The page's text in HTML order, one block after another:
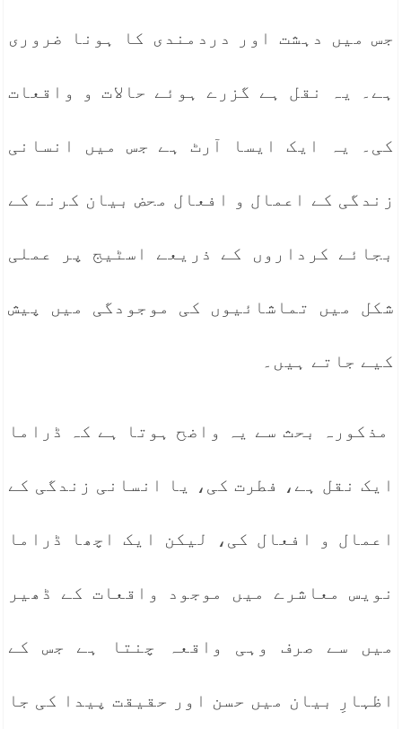
جس میں دہشت اور دردمندی کا ہونا ضروری
ہے۔ یہ نقل ہے گزرے ہوئے حالات و واقعات
کی۔ یہ ایک ایسا آرٹ ہے جس میں انسانی
زندگی کے اعمال و افعال محض بیان کرنے کے
بجائے کرداروں کے ذریعے اسٹیج پر عملی
شکل میں تماشائیوں کی موجودگی میں پیش
کیے جاتے ہیں۔
مذکورہ بحث سے یہ واضح ہوتا ہے کہ ڈراما
ایک نقل ہے، فطرت کی، یا انسانی زندگی کے
اعمال و افعال کی، لیکن ایک اچھا ڈراما
نویس معاشرے میں موجود واقعات کے ڈھیر
میں سے صرف وہی واقعہ چنتا ہے جس کے
اظہارِ بیان میں حسن اور حقیقت پیدا کی جا